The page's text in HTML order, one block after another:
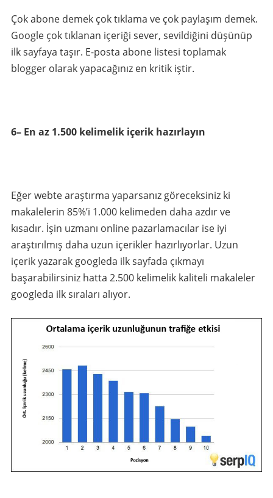
Çok abone demek çok tıklama ve çok paylaşım demek.
Google çok tıklanan içeriği sever, sevildiğini düşünüp
ilk sayfaya taşır. E-posta abone listesi toplamak
blogger olarak yapacağınız en kritik iştir.
6– En az 1.500 kelimelik içerik hazırlayın
Eğer webte araştırma yaparsanız göreceksiniz ki
makalelerin 85%’i 1.000 kelimeden daha azdır ve
kısadır. İşin uzmanı online pazarlamacılar ise iyi
araştırılmış daha uzun içerikler hazırlıyorlar. Uzun
içerik yazarak googleda ilk sayfada çıkmayı
başarabilirsiniz hatta 2.500 kelimelik kaliteli makaleler
googleda ilk sıraları alıyor.